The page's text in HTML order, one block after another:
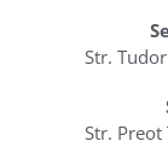
Str.
Str. Preot